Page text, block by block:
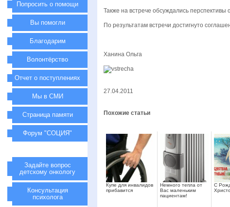
Также на встрече обсуждались
По результатам встречи достигнуто
Ханина Ольга
27.04.2011
Похожие статьи
Купе для инвалидов
прибавится
Немного тепла от
Вас маленьким
пациентам!
С
Попросить о помощи
Вы помогли
Благодарим
Волонтёрство
Отчет о поступлениях
Мы в СМИ
Страница памяти
Форум "СОЦИЯ"
Задайте вопрос
детскому онкологу
Консультация
психолога